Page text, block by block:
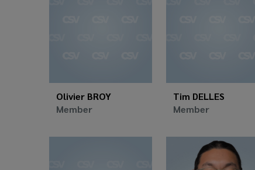
Olivier BROY
Member
Tim DELLES
Member